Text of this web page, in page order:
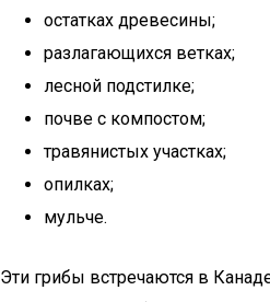
остатках древесины;
разлагающихся ветках;
лесной подстилке;
почве с компостом;
травянистых участках;
опилках;
мульче.
Эти грибы встречаются в